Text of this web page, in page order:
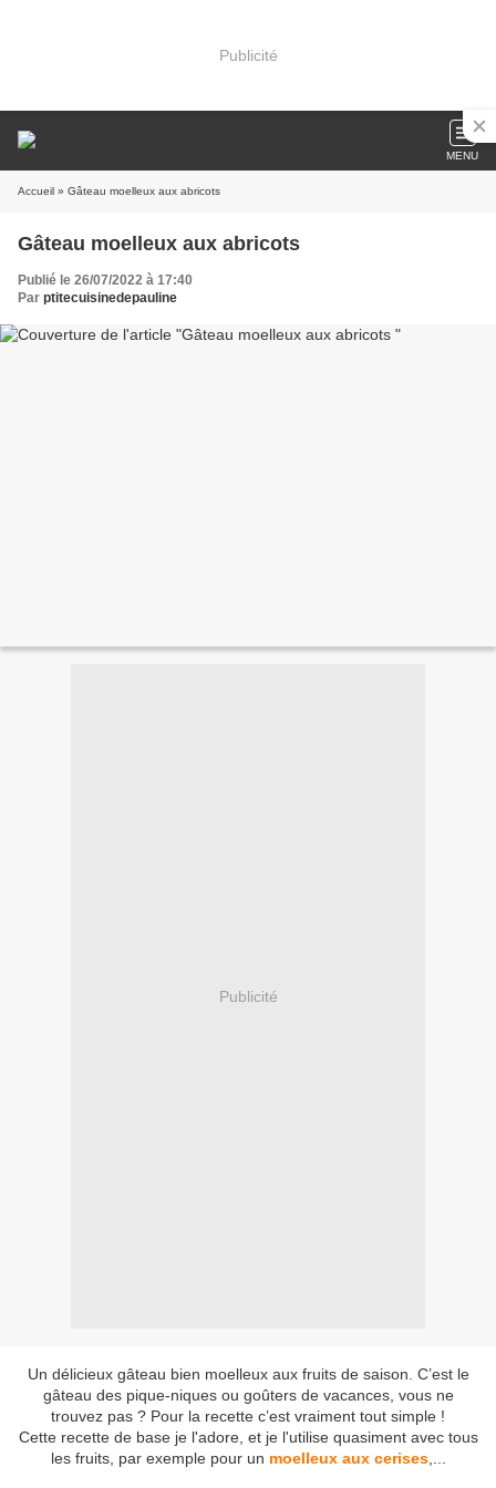
Publicité
MENU
Accueil » Gâteau moelleux aux abricots
Gâteau moelleux aux abricots
Publié le 26/07/2022 à 17:40
Par ptitecuisinedepauline
Publicité
Un délicieux gâteau bien moelleux aux fruits de saison. C’est le
gâteau des pique-niques ou goûters de vacances, vous ne
trouvez pas ? Pour la recette c’est vraiment tout simple !
Cette recette de base je l'adore, et je l'utilise quasiment avec tous
les fruits, par exemple pour un moelleux aux cerises,...